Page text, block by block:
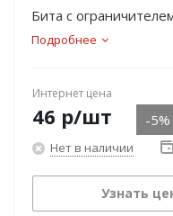
Бита с
Подробнее
Интернет цена
46 р/шт -
Нет в наличии
Узнать